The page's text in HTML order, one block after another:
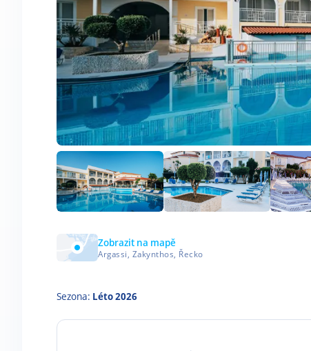
Zobrazit na mapě
Argassi, Zakynthos, Řecko
Sezona: Léto 2026